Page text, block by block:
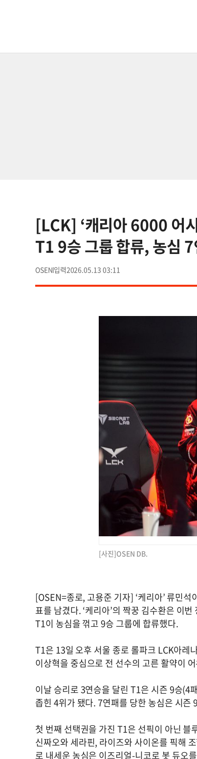
[LCK] ‘캐리아 6000 어
T1 9승 그룹 합류, 농심
OSEN 2026.05.13 03:11
[사진]OSEN DB.
[OSEN=종로, 고용준 기자] ‘케리아’ 류민
표를 남겼다. ‘케리아’의 짝꿍 김수환은 이
T1이 농심을 꺾고 9승 그룹에 합류했다.
T1은 13일 오후 서울 종로 롤파크 LCK아레
이상혁을 중심으로 전 선수의 고른 활약이
이날 승리로 3연승을 달린 T1은 시즌 9승(4
좁힌 4위가 됐다. 7연패를 당한 농심은 시
첫 번째 선택권을 가진 T1은 선픽이 아닌
신짜오와 세라핀, 라이즈와 사이온를 픽해
로 내세운 농심은 이즈리얼-니코로 봇 듀오